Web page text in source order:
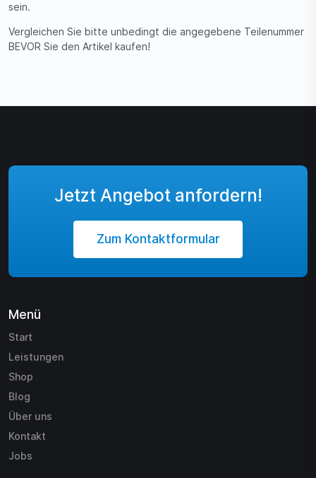
sein.
Vergleichen Sie bitte unbedingt die angegebene Teilenummer
BEVOR Sie den Artikel kaufen!
Jetzt Angebot anfordern!
Zum Kontaktformular
Menü
Start
Leistungen
Shop
Blog
Über uns
Kontakt
Jobs